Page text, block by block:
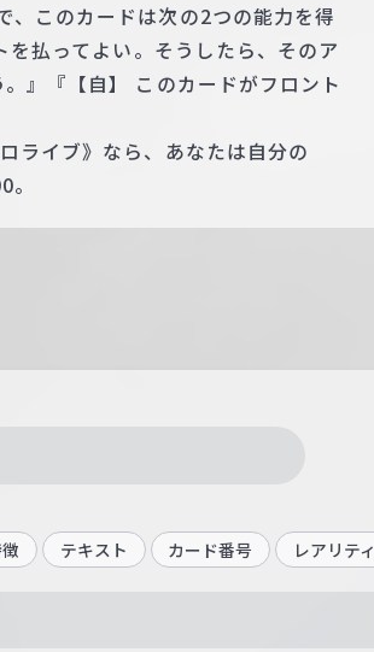
、このカードは次の2つの能力を得
払ってよい。そうしたら、そのア
』『【自】 このカードがフロント
ライブ》なら、あなたは自分の
テキスト カード番号 レアリティ